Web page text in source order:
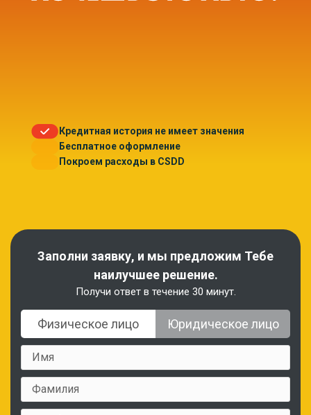
Заполни заявку, и мы предложим Тебе
наилучшее решение.
Получи ответ в течение 30 минут.
Физическое лицо Юридическое лицо
Кредитная история не имеет значения
Бесплатное оформление
Покроем расходы в CSDD